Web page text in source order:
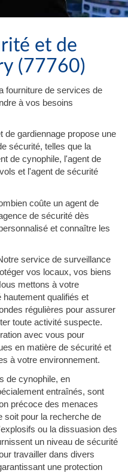
et de
(77760)
fourniture de services de
à vos besoins
de gardiennage propose une
sécurité, telles que la
de cynophile, l'agent de
et l'agent de sécurité
coûte un agent de
de sécurité dès
et connaître les
service de surveillance
vos locaux, vos biens
mettons à votre
qualifiés et
régulières pour assurer
toute activité suspecte.
avec vous pour
en matière de sécurité et
à votre environnement.
de cynophile, en
entraînés, sont
précoce des menaces
soit pour la recherche de
ou la dissuasion des
un niveau de sécurité
travailler dans divers
une protection